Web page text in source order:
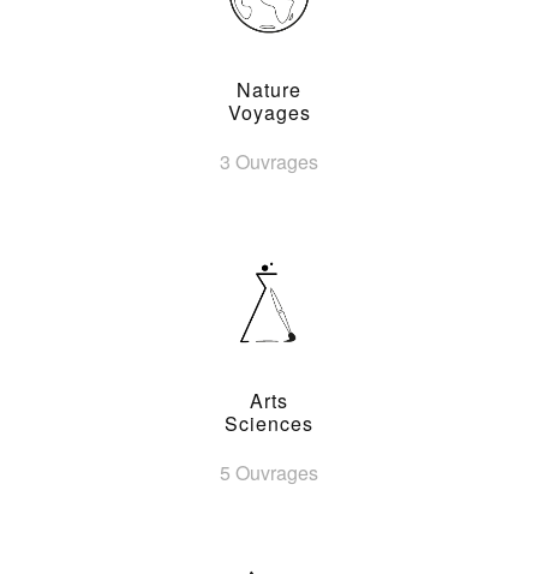
Nature
Voyages
3 Ouvrages
Arts
Sciences
5 Ouvrages